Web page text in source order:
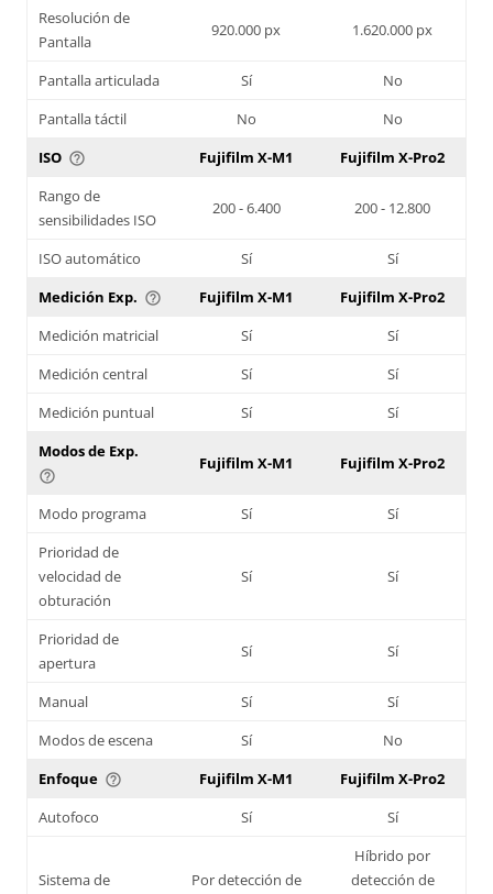
Resolución de
Pantalla
920.000 px 1.620.000 px
Pantalla articulada Sí
No
Pantalla táctil
No
No
ISO help_outline Fujifilm X-M1
Fujifilm X-Pro2
Rango de
sensibilidades ISO
200 - 6.400 200 - 12.800
ISO automático Sí
Sí
Medición Exp. help_outline Fujifilm X-M1
Fujifilm X-Pro2
Medición matricial
Sí
Sí
Medición central
Sí
Sí
Medición puntual
Sí
Sí
Modos de Exp.
help_outline
Fujifilm X-M1 Fujifilm X-Pro2
Modo programa Sí
Sí
Prioridad de
velocidad de
obturación
Sí Sí
Prioridad de
apertura
Sí Sí
Manual Sí
Sí
Modos de escena
Sí
No
Enfoque help_outline Fujifilm X-M1
Fujifilm X-Pro2
Autofoco
Sí Sí
Sistema de
Por detección de
Híbrido por
detección de